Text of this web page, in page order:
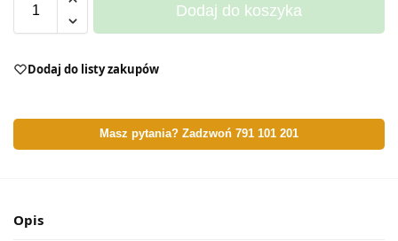
Dodaj do koszyka
Dodaj do listy zakupów
Masz pytania? Zadzwoń 791 101 201
Opis